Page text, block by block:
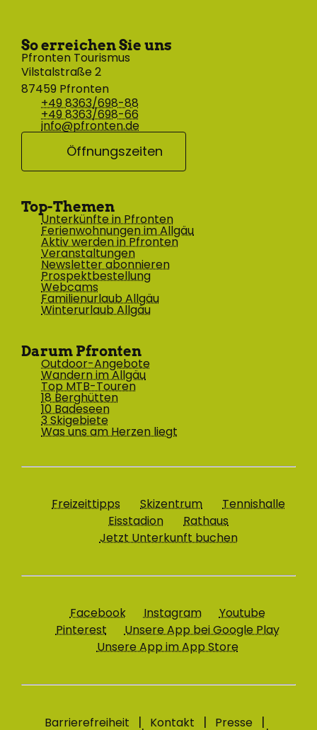
So erreichen Sie uns
Pfronten Tourismus
Vilstalstraße 2
87459 Pfronten
+49 8363/698-88
+49 8363/698-66
info@pfronten.de
Öffnungszeiten
Top-Themen
Unterkünfte in Pfronten
Ferienwohnungen im Allgäu
Aktiv werden in Pfronten
Veranstaltungen
Newsletter abonnieren
Prospektbestellung
Webcams
Familienurlaub Allgäu
Winterurlaub Allgäu
Darum Pfronten
Outdoor-Angebote
Wandern im Allgäu
Top MTB-Touren
18 Berghütten
10 Badeseen
3 Skigebiete
Was uns am Herzen liegt
Freizeittipps Skizentrum
Tennishalle
Eisstadion
Rathaus
Jetzt Unterkunft buchen
Facebook Instagram
Youtube
Pinterest
Unsere App bei Google Play
Unsere App im App Store
Barrierefreiheit Kontakt Presse